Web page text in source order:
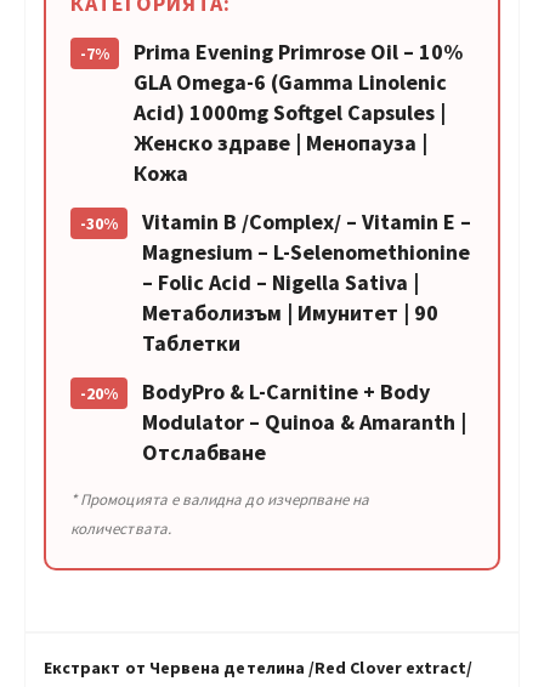
-7%
Prima Evening Primrose Oil – 10%
GLA Omega-6 (Gamma Linolenic
Acid) 1000mg Softgel Capsules |
Женско здраве | Менопауза |
Кожа
-30%
Vitamin B /Complex/ – Vitamin E –
Magnesium – L-Selenomethionine
– Folic Acid – Nigella Sativa |
Метаболизъм | Имунитет | 90
Таблетки
-20%
BodyPro & L-Carnitine + Body
Modulator – Quinoa & Amaranth |
Отслабване
* Промоцията е валидна до изчерпване на
количествата.
Екстракт от Червена детелина /Red Clover extract/